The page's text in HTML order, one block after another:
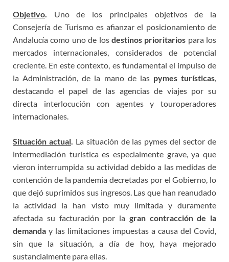
Objetivo
Uno de los principales objetivos de la
Consejería de Turismo es afianzar el posicionamiento de
Andalucía como uno de los destinos prioritarios para los
mercados internacionales, considerados de potencial
creciente. En este contexto, es fundamental el impulso de
la Administración, de la mano de las pymes turísticas
destacando el papel de las agencias de viajes por su
directa interlocución con agentes y touroperadores
internacionales.
Situación actual. La situación de las pymes del sector de
intermediación turística es especialmente grave, ya que
vieron interrumpida su actividad debido a las medidas de
contención de la pandemia decretadas por el Gobierno, lo
que dejó suprimidos sus ingresos. Las que han reanudado
la actividad la han visto muy limitada y duramente
afectada su facturación por la gran contracción de la
demanda y las limitaciones impuestas a causa del Covid,
sin que la situación, a día de hoy, haya mejorado
sustancialmente para ellas.